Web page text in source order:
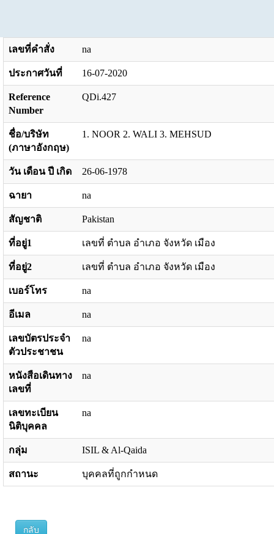
เลขที่คำสั่ง na
ประกาศวันที่ 16-07-2020
Reference
Number
QDi.427
ชื่อ/บริษัท
(ภาษาอังกฤษ)
1. NOOR 2. WALI 3. MEHSUD
วัน เดือน ปี เกิด 26-06-1978
ฉายา na
สัญชาติ Pakistan
ที่อยู่1 เลขที่ ตำบล อำเภอ จังหวัด เมือง
ที่อยู่2 เลขที่ ตำบล อำเภอ จังหวัด เมือง
เบอร์โทร na
อีเมล na
เลขบัตรประจำ
ตัวประชาชน
na
หนังสือเดินทาง
เลขที่
na
เลขทะเบียน
นิติบุคคล
na
กลุ่ม ISIL & Al-Qaida
สถานะ บุคคลที่ถูกกำหนด
กลับ